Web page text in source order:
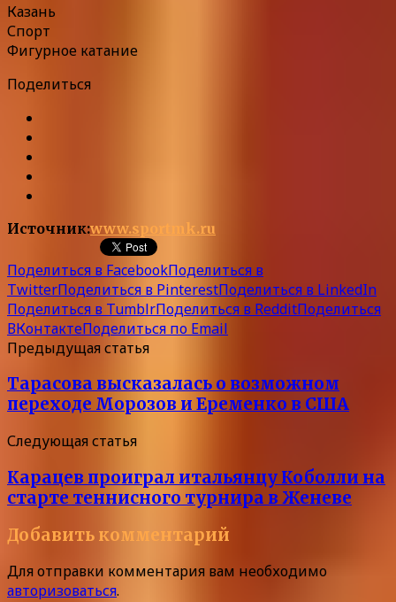
Казань
Спорт
Фигурное катание
Поделиться
Источник:www.sportmk.ru
Поделиться в FacebookПоделиться в
TwitterПоделиться в PinterestПоделиться в LinkedIn
Поделиться в TumblrПоделиться в RedditПоделиться
ВКонтактеПоделиться по Email
Предыдущая статья
Тарасова высказалась о возможном
переходе Морозов и Еременко в США
Следующая статья
Карацев проиграл итальянцу Коболли на
старте теннисного турнира в Женеве
Добавить комментарий
Для отправки комментария вам необходимо
авторизоваться.